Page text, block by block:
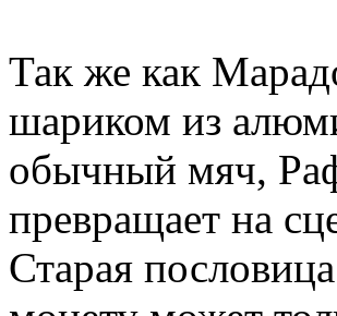
Так же как
шариком из
обычный мяч,
превращает на
Старая